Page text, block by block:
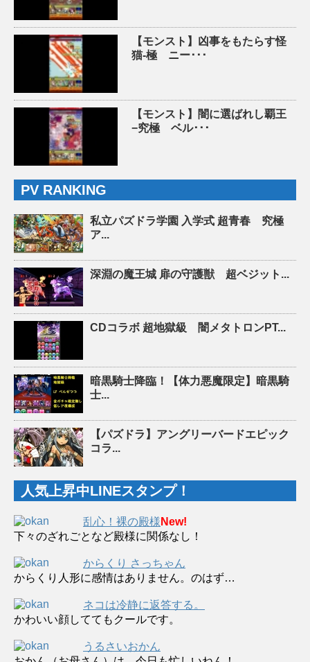
【モンスト】凶事をもたらす怪
猫-極 ニー･･･
【モンスト】闇に選ばれし覇王
−究極 ベル･･･
PV RANKING
私立パズドラ学園 入学式 超青春 究極
ア...
深淵の魔王城 扉の守護獣 超ベジット...
CDコラボ 超地獄級 闇メタトロンPT...
暗黒騎士降臨！【体力悪魔限定】暗黒騎
士...
【パズドラ】アングリーバードエピック
コラ...
人気上昇中LINEスタンプ！
乱心！裸の殿様 New!
下々のざれごとなど殿様に関係なし！
からくり さっちゃん
からくり人形に感情はありません。のはず…
ネコは冷静に返答する。
かわいい顔しててもクールです。
うるさいおかん